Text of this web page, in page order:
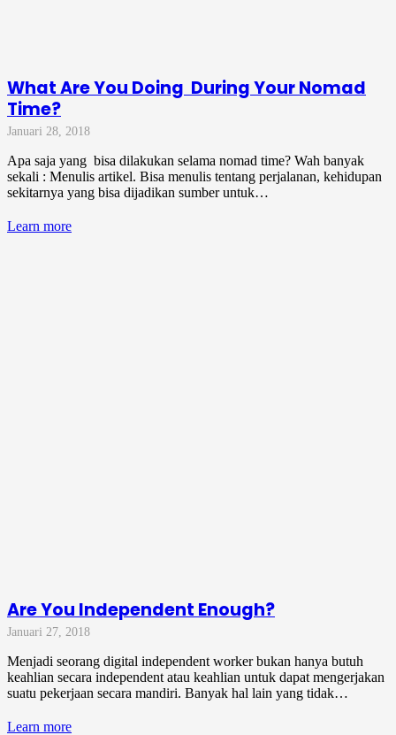
What Are You Doing During Your Nomad
Time?
Januari 28, 2018
Apa saja yang bisa dilakukan selama nomad time? Wah banyak
sekali : Menulis artikel. Bisa menulis tentang perjalanan, kehidupan
sekitarnya yang bisa dijadikan sumber untuk…
Learn more
Are You Independent Enough?
Januari 27, 2018
Menjadi seorang digital independent worker bukan hanya butuh
keahlian secara independent atau keahlian untuk dapat mengerjakan
suatu pekerjaan secara mandiri. Banyak hal lain yang tidak…
Learn more